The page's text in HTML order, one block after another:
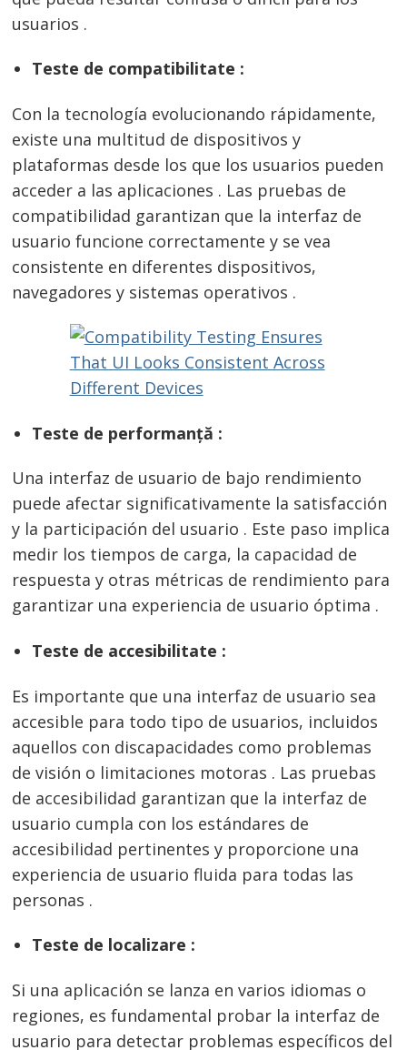
usuarios .
Teste de compatibilitate :
Con la tecnología evolucionando rápidamente,
existe una multitud de dispositivos y
plataformas desde los que los usuarios pueden
acceder a las aplicaciones . Las pruebas de
compatibilidad garantizan que la interfaz de
usuario funcione correctamente y se vea
consistente en diferentes dispositivos,
navegadores y sistemas operativos .
Teste de performanță :
Una interfaz de usuario de bajo rendimiento
puede afectar significativamente la satisfacción
y la participación del usuario . Este paso implica
medir los tiempos de carga, la capacidad de
respuesta y otras métricas de rendimiento para
garantizar una experiencia de usuario óptima .
Teste de accesibilitate :
Es importante que una interfaz de usuario sea
accesible para todo tipo de usuarios, incluidos
aquellos con discapacidades como problemas
de visión o limitaciones motoras . Las pruebas
de accesibilidad garantizan que la interfaz de
usuario cumpla con los estándares de
accesibilidad pertinentes y proporcione una
experiencia de usuario fluida para todas las
personas .
Teste de localizare :
Si una aplicación se lanza en varios idiomas o
regiones, es fundamental probar la interfaz de
usuario para detectar problemas específicos del